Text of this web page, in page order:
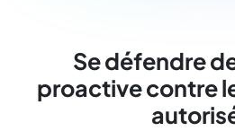
Se défendre
proactive contre